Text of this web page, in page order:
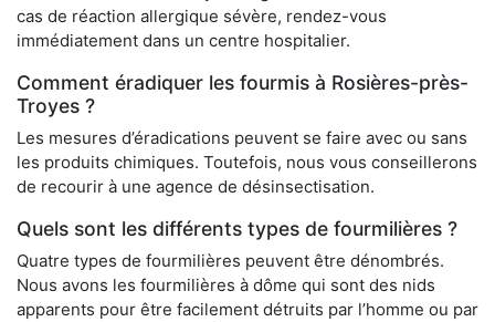
cas de réaction allergique sévère, rendez-vous
immédiatement dans un centre hospitalier.
Comment éradiquer les fourmis à Rosières-près-
Troyes ?
Les mesures d’éradications peuvent se faire avec ou sans
les produits chimiques. Toutefois, nous vous conseillerons
de recourir à une agence de désinsectisation.
Quels sont les différents types de fourmilières ?
Quatre types de fourmilières peuvent être dénombrés.
Nous avons les fourmilières à dôme qui sont des nids
apparents pour être facilement détruits par l’homme ou par